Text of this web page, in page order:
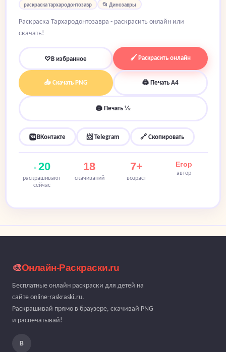
раскраска тархародонтозавр 📂 Динозавры
Раскраска Тархародонтозавра - раскрасить онлайн или
скачать!
♡В избранное 🖌 Раскрасить онлайн
📥 Скачать PNG 🖨 Печать A4
🖨 Печать ½
ВКонтакте 📨 Telegram 🔗 Скопировать
20
раскрашивают
сейчас
18
скачиваний
7+
возраст
Егор
автор
🎨Онлайн-Раскраски.ru
Бесплатные онлайн раскраски для детей на
сайте online-raskraski.ru.
Раскрашивай прямо в браузере, скачивай PNG
и распечатывай!
В